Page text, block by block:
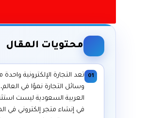
محتويات المقال
01
تعد التجارة الإلكترونية
وسائل التجارة نموًا في
العربية السعودية ليست
في إنشاء متجر إلكتروني في